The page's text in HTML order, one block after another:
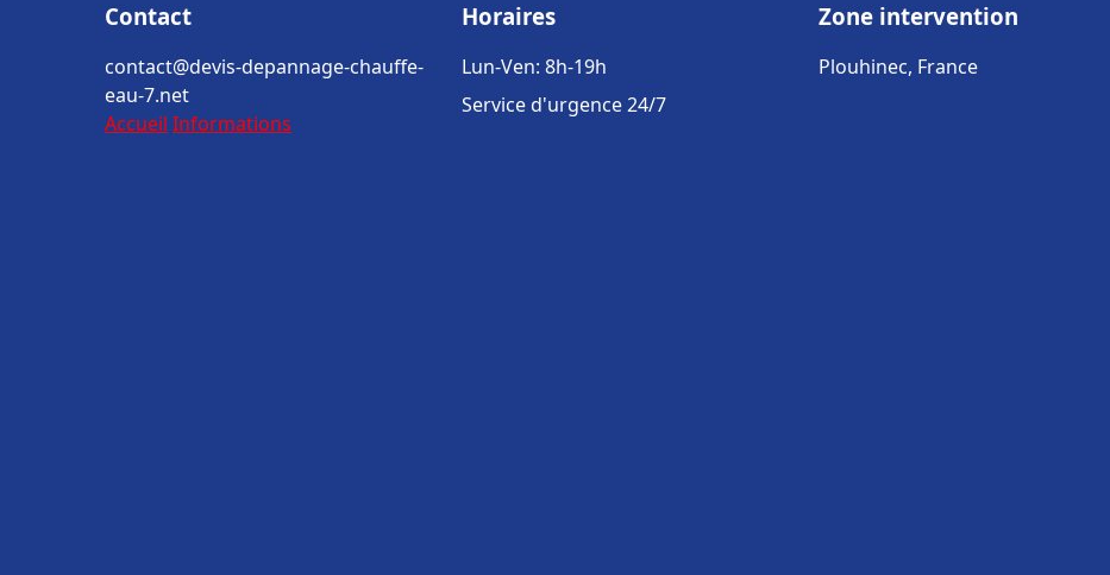
Contact
contact@devis-depannage-chauffe-
eau-7.net
Accueil Informations
Horaires
Lun-Ven: 8h-19h
Service d'urgence 24/7
Zone intervention
Plouhinec, France